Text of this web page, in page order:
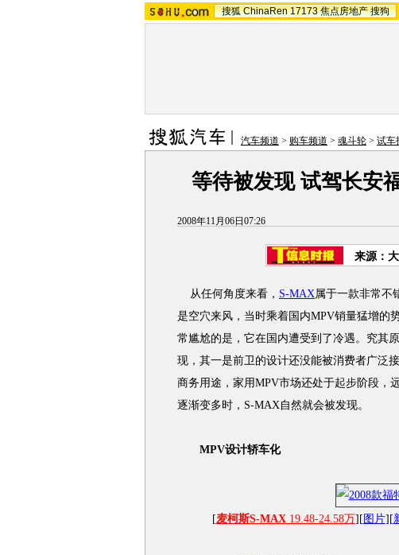
搜狐 ChinaRen 17173 焦点房地产 搜狗
汽车频道 > 购车频道 > 魂斗轮 > 试车
等待被发现 试驾长安
2008年11月06日07:26
来源：
从任何角度来看， S-MAX属于一款非常不
是空穴来风，当时乘着国内MPV销量猛增的
常尴尬的是，它在国内遭受到了冷遇。究其
现，其一是前卫的设计还没能被消费者广泛
商务用途，家用MPV市场还处于起步阶段，
逐渐变多时，S-MAX自然就会被发现。
MPV设计轿车化
[麦柯斯S-MAX19.48-24.58万][ 图片][